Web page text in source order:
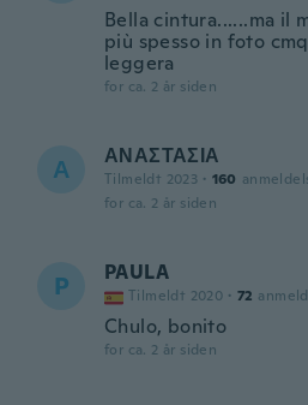
Bella cintura......ma il
più spesso in foto
leggera
for ca. 2 år siden
Α ΑΝΑΣΤΑΣΙΑ
Tilmeldt 2023 · 160
for ca. 2 år siden
P PAULA
Tilmeldt 2020 · 72
Chulo, bonito
for ca. 2 år siden